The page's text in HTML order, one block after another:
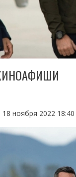
ноября 2022 18:40